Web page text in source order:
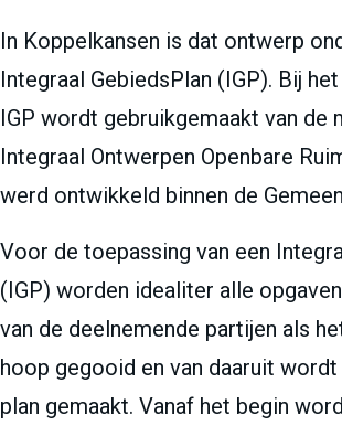
In Koppelkansen is dat ontwerp
Integraal GebiedsPlan (IGP). Bij
IGP wordt gebruikgemaakt van de
Integraal Ontwerpen Openbare
werd ontwikkeld binnen de
Voor de toepassing van een
(IGP) worden idealiter alle
van de deelnemende partijen als
hoop gegooid en van daaruit
plan gemaakt. Vanaf het begin